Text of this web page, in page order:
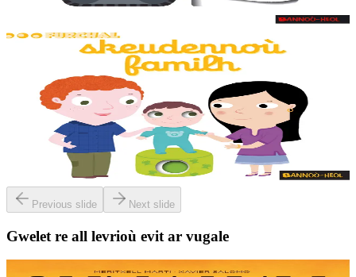
1 vloaz hag ouzhpenn
Skeudennoù familh
Skeudennoù bev azasaet ouzh ar re vihanañ war bep bajenn zoubl,
adalek ar golo. Ur c'hoari bihan evit kemer plijadur gant ar gerioù e
dibenn al levr.
Previous slide Next slide
Gwelet re all levrioù evit ar vugale